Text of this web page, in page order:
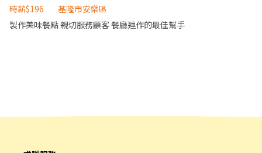
時薪$196
基隆市安樂區
製作美味餐點 親切服務顧客 餐廳運作的最佳幫手